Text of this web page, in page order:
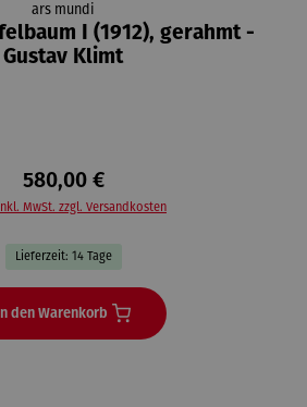
ars mundi
I (1912), gerahmt -
Gustav Klimt
580,00 €
MwSt. zzgl. Versandkosten
Lieferzeit: 14 Tage
den Warenkorb